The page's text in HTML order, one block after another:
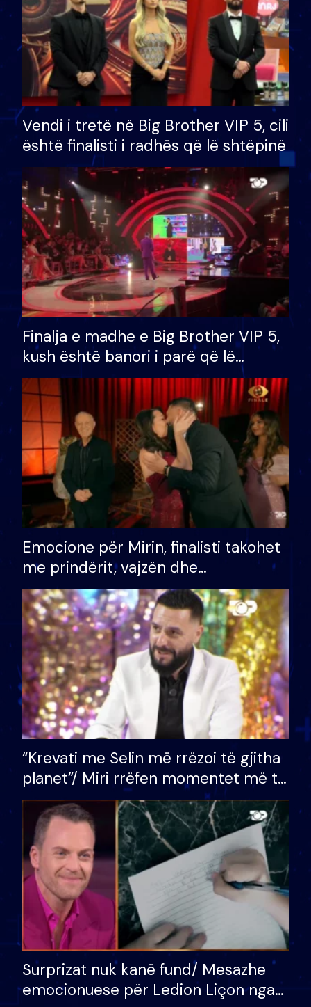
Vendi i tretë në Big Brother VIP 5, cili
është finalisti i radhës që lë shtëpinë
Finalja e madhe e Big Brother VIP 5,
kush është banori i parë që lë
shtëpinë dhe humb mundësinë për
të fituar çmimin e madh
Emocione për Mirin, finalisti takohet
me prindërit, vajzën dhe
bashkëshorten: S’kemi ndonjë letër
divorci apo jo?
“Krevati me Selin më rrëzoi të gjitha
planet”/ Miri rrëfen momentet më të
bukura në shtëpinë e BB VIP: Do më
mungojë zilja e mëngjesit kur…
Surprizat nuk kanë fund/ Mesazhe
emocionuese për Ledion Liçon nga